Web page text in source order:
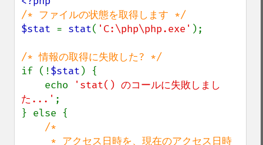
$stat = stat( 'C:\php\php.exe' );
if (!$stat ) {
    echo
'stat() のコールに失敗しまし
た...' ;
} else {
/*